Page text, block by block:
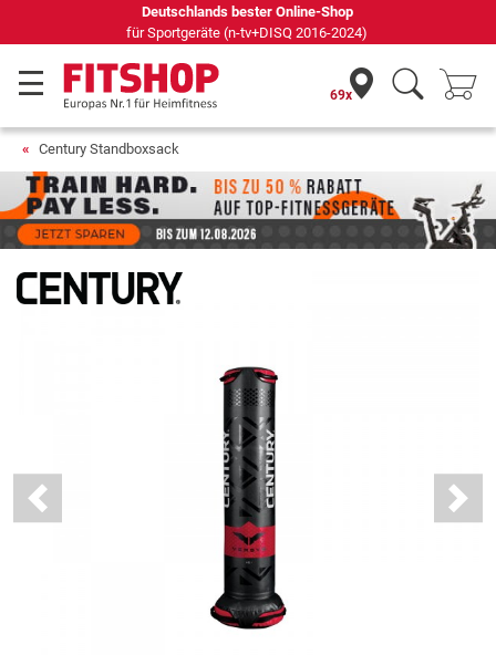
Seit 42 Jahren Ihr Experte für Heimfitness
69x
Century Standboxsack
Previous Next